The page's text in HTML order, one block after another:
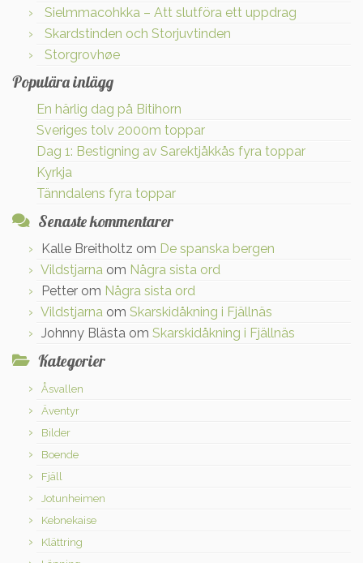
Sielmmacohkka – Att slutföra ett uppdrag
Skardstinden och Storjuvtinden
Storgrovhøe
Populära inlägg
En härlig dag på Bitihorn
Sveriges tolv 2000m toppar
Dag 1: Bestigning av Sarektjåkkås fyra toppar
Kyrkja
Tänndalens fyra toppar
Senaste kommentarer
Kalle Breitholtz om De spanska bergen
Vildstjarna om Några sista ord
Petter om Några sista ord
Vildstjarna om Skarskidåkning i Fjällnäs
Johnny Blästa om Skarskidåkning i Fjällnäs
Kategorier
Åsvallen
Äventyr
Bilder
Boende
Fjäll
Jotunheimen
Kebnekaise
Klättring